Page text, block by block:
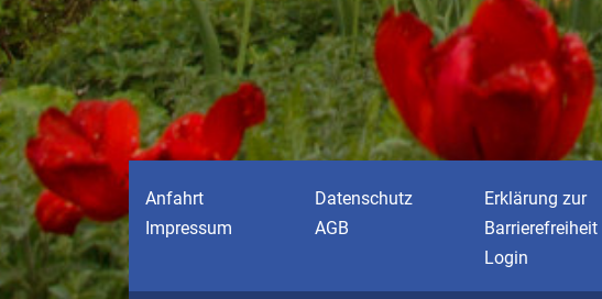
Anfahrt
Impressum
Datenschutz
AGB
Erklärung zur
Barrierefreiheit
Login